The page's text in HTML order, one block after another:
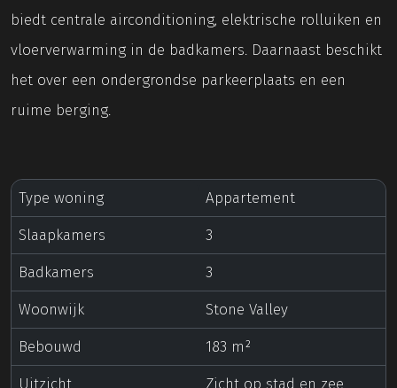
biedt centrale airconditioning, elektrische rolluiken en
vloerverwarming in de badkamers. Daarnaast beschikt
het over een ondergrondse parkeerplaats en een
ruime berging.
Type woning
Appartement
Slaapkamers
3
Badkamers
3
Woonwijk
Stone Valley
Bebouwd
183 m²
Uitzicht
Zicht op stad en zee